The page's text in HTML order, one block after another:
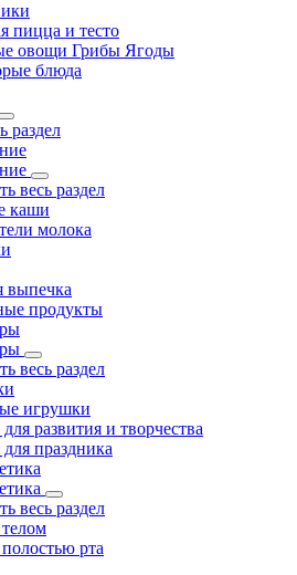
пицца и тесто
овощи Грибы Ягоды
блюда
раздел
весь раздел
каши
молока
выпечка
продукты
весь раздел
игрушки
развития и творчества
праздника
весь раздел
рта